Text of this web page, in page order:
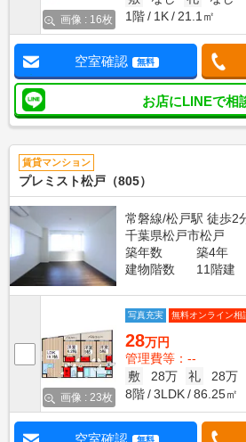
画像 : 16枚
1階
1K 21.1㎡
空室確認 無料
お店にLINEで相
賃貸マンション
プレミスト松戸（805）
常磐線/松戸駅 徒歩2
千葉県松戸市松戸
築年数
築4年
建物階数
11階建
画像 : 23枚
写真充実 無料オンライン相
28万円
管理費等：--
敷
28万 礼
28万
8階
3LDK 86.25㎡
空室確認 無料